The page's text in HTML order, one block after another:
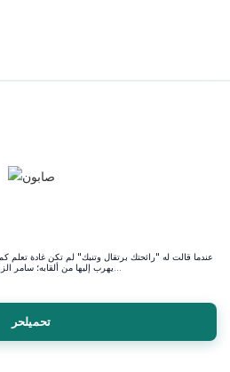
عندما قالت له "رائحتك برتقال وتنبك" لم تكن غادة تعلم
تحميلحر